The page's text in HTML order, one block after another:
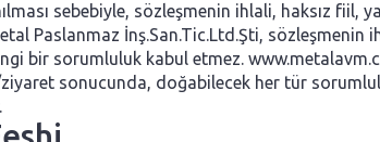
sebebiyle, sözleşmenin ihlali, haksız
Paslanmaz İnş.San.Tic.Ltd.Şti, sözleşmenin
bir sorumluluk kabul etmez.
ziyaret sonucunda, doğabilecek her tür